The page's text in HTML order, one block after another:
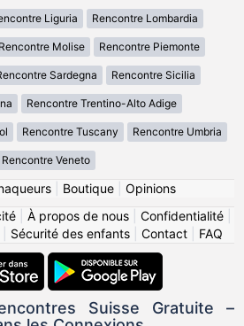
Liguria Rencontre Lombardia
Rencontre Molise Rencontre Piemonte
Sardegna Rencontre Sicilia
Rencontre Trentino-Alto Adige
Rencontre Tuscany Rencontre Umbria
Rencontre Veneto
| Boutique| Opinions
À propos de nous Confidentialité
Sécurité des enfants| Contact| FAQ
Suisse Gratuite –